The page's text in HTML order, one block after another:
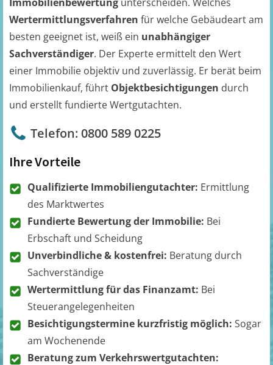
Wertermittlungsverfahren für welche Gebäudeart am
besten geeignet ist, weiß ein unabhängiger
Sachverständiger. Der Experte ermittelt den Wert
einer Immobilie objektiv und zuverlässig. Er berät beim
Immobilienkauf, führt Objektbesichtigungen durch
und erstellt fundierte Wertgutachten.
Telefon: 0800 589 0225
Ihre Vorteile
Qualifizierte Immobiliengutachter: Ermittlung
des Marktwertes
Fundierte Bewertung der Immobilie: Bei
Erbschaft und Scheidung
Unverbindliche & kostenfrei: Beratung durch
Sachverständige
Wertermittlung für das Finanzamt: Bei
Steuerangelegenheiten
Besichtigungstermine kurzfristig möglich: Sogar
am Wochenende
Beratung zum Verkehrswertgutachten: